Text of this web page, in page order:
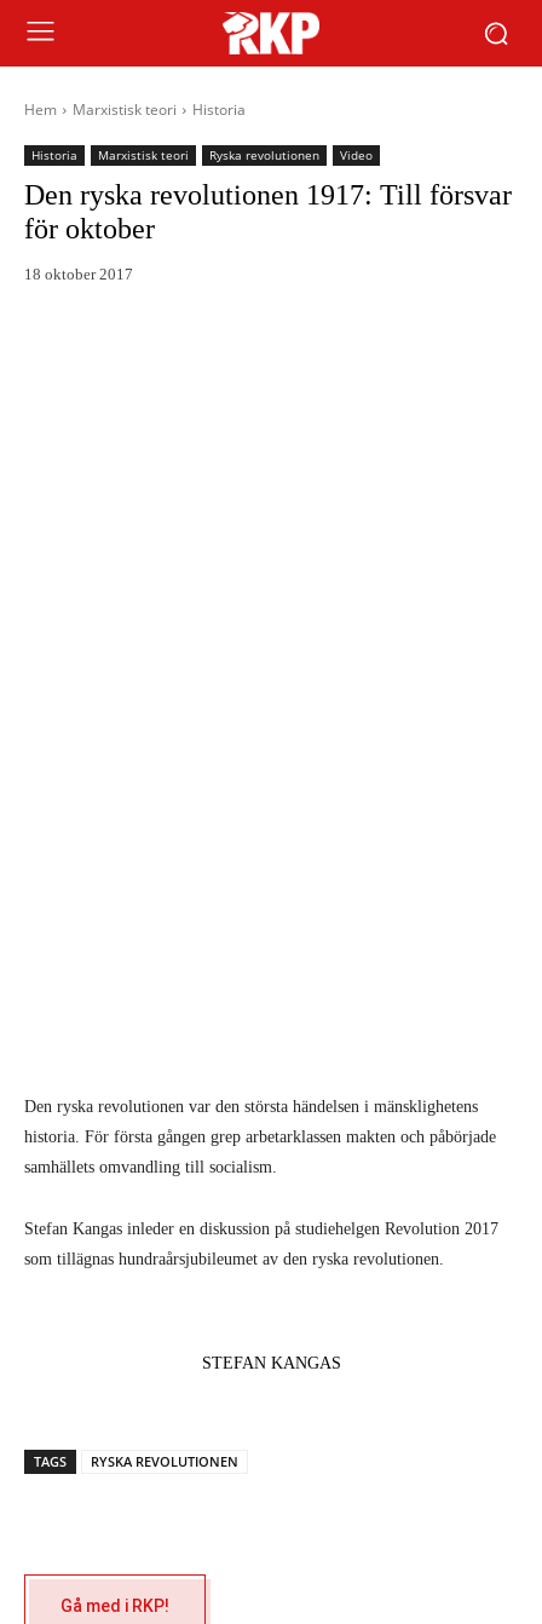
Hem Marxistisk teori Historia
Historia Marxistisk teori Ryska revolutionen Video
Den ryska revolutionen 1917: Till försvar
för oktober
18 oktober 2017
Den ryska revolutionen var den största händelsen i mänsklighetens
historia. För första gången grep arbetarklassen makten och påbörjade
samhällets omvandling till socialism.
Stefan Kangas inleder en diskussion på studiehelgen Revolution 2017
som tillägnas hundraårsjubileumet av den ryska revolutionen.
STEFAN KANGAS
TAGS RYSKA REVOLUTIONEN
Gå med i RKP!